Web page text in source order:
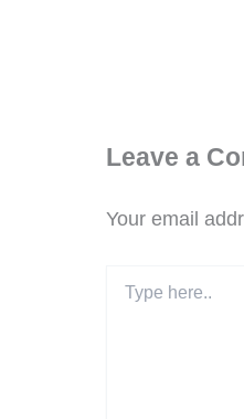
Leave a
Your email
here..